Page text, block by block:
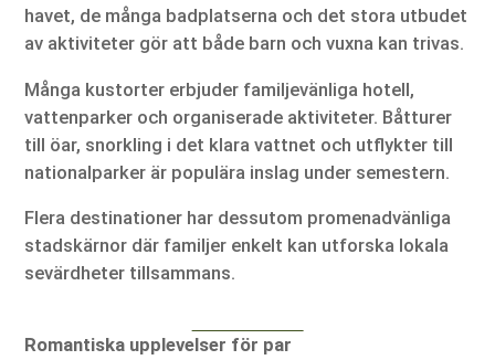
havet, de många badplatserna och det stora utbudet
av aktiviteter gör att både barn och vuxna kan trivas.
Många kustorter erbjuder familjevänliga hotell,
vattenparker och organiserade aktiviteter. Båtturer
till öar, snorkling i det klara vattnet och utflykter till
nationalparker är populära inslag under semestern.
Flera destinationer har dessutom promenadvänliga
stadskärnor där familjer enkelt kan utforska lokala
sevärdheter tillsammans.
Romantiska upplevelser för par